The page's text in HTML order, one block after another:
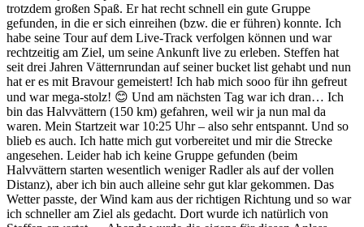
trotzdem großen Spaß. Er hat recht schnell ein gute Gruppe
gefunden, in die er sich einreihen (bzw. die er führen) konnte. Ich
habe seine Tour auf dem Live-Track verfolgen können und war
rechtzeitig am Ziel, um seine Ankunft live zu erleben. Steffen hat
seit drei Jahren Vätternrundan auf seiner bucket list gehabt und nun
hat er es mit Bravour gemeistert! Ich hab mich sooo für ihn gefreut
und war mega-stolz! 😊 Und am nächsten Tag war ich dran… Ich
bin das Halvvättern (150 km) gefahren, weil wir ja nun mal da
waren. Mein Startzeit war 10:25 Uhr – also sehr entspannt. Und so
blieb es auch. Ich hatte mich gut vorbereitet und mir die Strecke
angesehen. Leider hab ich keine Gruppe gefunden (beim
Halvvättern starten wesentlich weniger Radler als auf der vollen
Distanz), aber ich bin auch alleine sehr gut klar gekommen. Das
Wetter passte, der Wind kam aus der richtigen Richtung und so war
ich schneller am Ziel als gedacht. Dort wurde ich natürlich von